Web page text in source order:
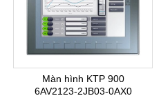
Màn hình KTP 900
6AV2123-2JB03-0AX0